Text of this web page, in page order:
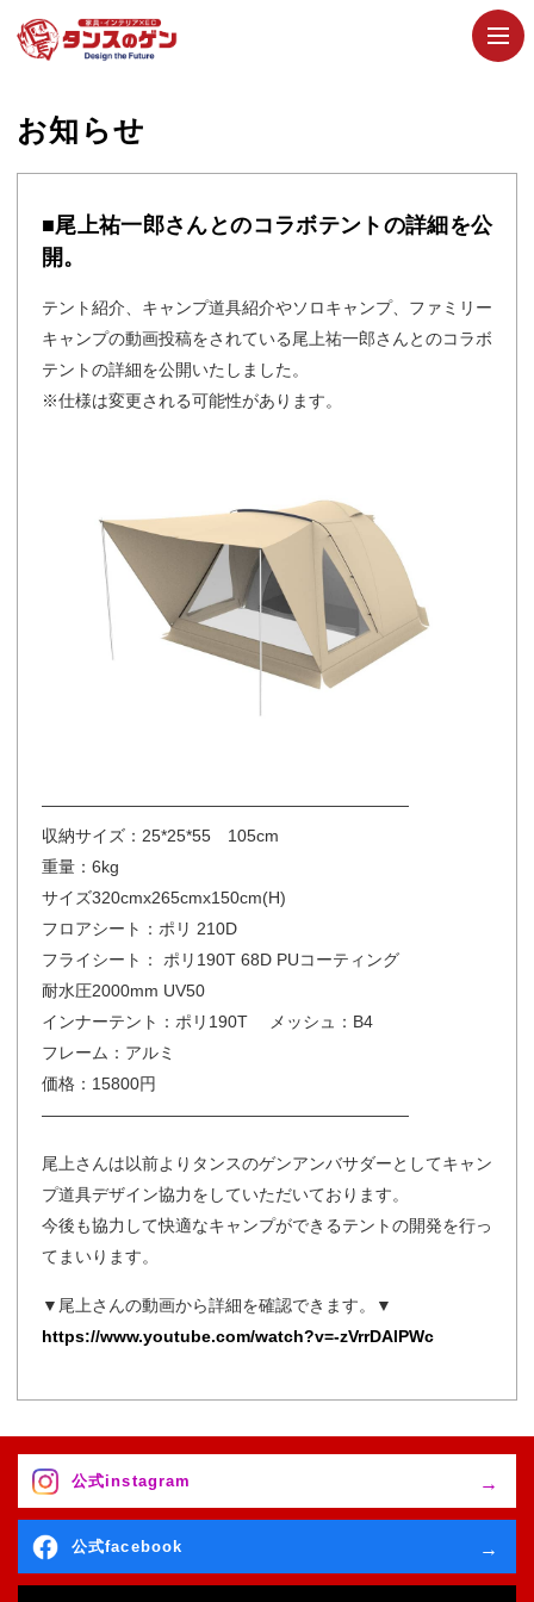
お知らせ
■尾上祐一郎さんとのコラボテントの詳細を公
開。
テント紹介、キャンプ道具紹介やソロキャンプ、ファミリー
キャンプの動画投稿をされている尾上祐一郎さんとのコラボ
テントの詳細を公開いたしました。
※仕様は変更される可能性があります。
——————————————————————
収納サイズ：25*25*55 105cm
重量：6kg
サイズ320cmx265cmx150cm(H)
フロアシート：ポリ 210D
フライシート： ポリ190T 68D PUコーティング
耐水圧2000mm UV50
インナーテント：ポリ190T メッシュ：B4
フレーム：アルミ
価格：15800円
——————————————————————
尾上さんは以前よりタンスのゲンアンバサダーとしてキャン
プ道具デザイン協力をしていただいております。
今後も協力して快適なキャンプができるテントの開発を行っ
てまいります。
▼尾上さんの動画から詳細を確認できます。▼
https://www.youtube.com/watch?v=-zVrrDAlPWc
公式instagram
公式facebook